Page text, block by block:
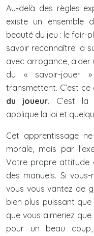
Au-delà des règles
existe un ensemble
beauté du jeu : le fair-
savoir reconnaître la
avec arrogance, aider
du « savoir-jouer
transmettent. C’est
du joueur. C’est la
applique la loi et
Cet apprentissage
morale, mais par
Votre propre attitude
des manuels. Si
vous vous vantez de
bien plus puissant
que vous aimeriez
pour un beau